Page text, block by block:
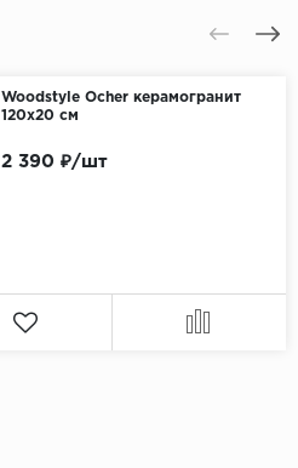
Woodstyle Ocher керамогранит
120x20 см
2 390 ₽/шт